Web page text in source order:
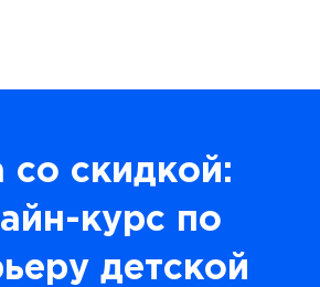
со скидкой:
курс по
детской